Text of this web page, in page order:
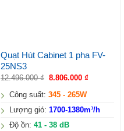
Quạt Hút Cabinet 1 pha FV-
25NS3
12.496.000₫ 8.806.000 ₫
Công suất: 345 - 265W
Lượng gió: 1700-1380m³/h
Độ ồn: 41 - 38 dB